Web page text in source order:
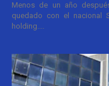
Menos de un año
quedado con el nacional
holding....